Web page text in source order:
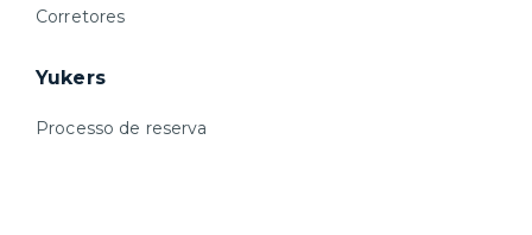
Corretores
Yukers
Processo de reserva